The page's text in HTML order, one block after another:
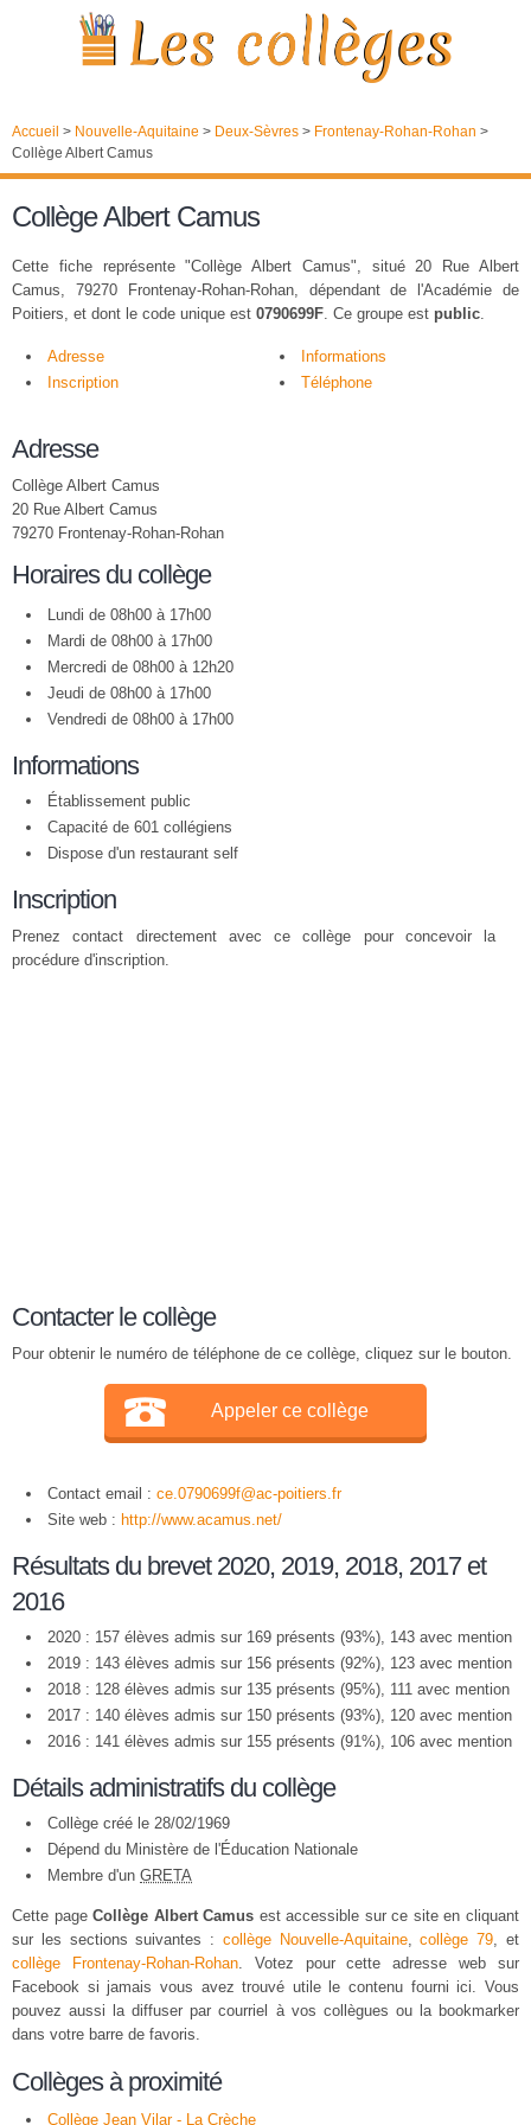
Accueil > Nouvelle-Aquitaine > Deux-Sèvres > Frontenay-Rohan-Rohan >
Collège Albert Camus
Collège Albert Camus
Cette fiche représente "Collège Albert Camus", situé 20 Rue Albert
Camus, 79270 Frontenay-Rohan-Rohan, dépendant de l'Académie de
Poitiers, et dont le code unique est 0790699F. Ce groupe est public.
Adresse
Informations
Inscription
Téléphone
Adresse
Collège Albert Camus
20 Rue Albert Camus
79270 Frontenay-Rohan-Rohan
Horaires du collège
Lundi de 08h00 à 17h00
Mardi de 08h00 à 17h00
Mercredi de 08h00 à 12h20
Jeudi de 08h00 à 17h00
Vendredi de 08h00 à 17h00
Informations
Établissement public
Capacité de 601 collégiens
Dispose d'un restaurant self
Inscription
Prenez contact directement avec ce collège pour concevoir la
procédure d'inscription.
Contacter le collège
Pour obtenir le numéro de téléphone de ce collège, cliquez sur le bouton.
Appeler ce collège
Contact email : ce.0790699f@ac-poitiers.fr
Site web : http://www.acamus.net/
Résultats du brevet 2020, 2019, 2018, 2017 et
2016
2020 : 157 élèves admis sur 169 présents (93%), 143 avec mention
2019 : 143 élèves admis sur 156 présents (92%), 123 avec mention
2018 : 128 élèves admis sur 135 présents (95%), 111 avec mention
2017 : 140 élèves admis sur 150 présents (93%), 120 avec mention
2016 : 141 élèves admis sur 155 présents (91%), 106 avec mention
Détails administratifs du collège
Collège créé le 28/02/1969
Dépend du Ministère de l'Éducation Nationale
Membre d'un GRETA
Cette pageCollège Albert Camus est accessible sur ce site en cliquant
sur les sections suivantes : collège Nouvelle-Aquitaine,collège 79, et
collège Frontenay-Rohan-Rohan. Votez pour cette adresse web sur
Facebook si jamais vous avez trouvé utile le contenu fourni ici. Vous
pouvez aussi la diffuser par courriel à vos collègues ou la bookmarker
dans votre barre de favoris.
Collèges à proximité
Collège Jean Vilar - La Crèche